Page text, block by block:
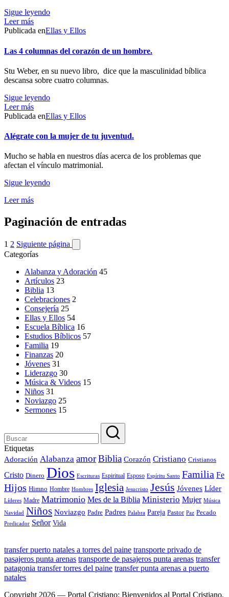
Sigue leyendo
Leer más
Publicada enEllas y Ellos
Las 4 columnas del corazón de un hombre.
Stu Weber, en su nuevo libro, dice que la masculinidad bíblica
descansa sobre cuatro columnas.
Sigue leyendo
Leer más
Publicada enEllas y Ellos
Alégrate con la mujer de tu juventud.
Mucho se habla en nuestros días acerca de los problemas que
afectan el vínculo matrimonial.
Sigue leyendo
Leer más
Paginación de entradas
1 2 Siguiente página
Categorías
Alabanza y Adoración 45
Artículos 23
Biblia 13
Celebraciones 2
Consejería 25
Ellas y Ellos 54
Escuela Bíblica 16
Estudios Bíblicos 57
Familia 19
Finanzas 20
Jóvenes 31
Liderazgo 30
Música & Videos 15
Niños 31
Noviazgo 25
Sermones 15
Etiquetas
Adoración Alabanza amorBiblia Corazón Cristiano Cristianos
Cristo Dinero Dios Escrituras Espiritual Esposo Espíritu Santo Familia Fe
Hijos Himno Hombre Hombres Iglesia Jesucristo Jesús Jóvenes Líder
Líderes Madre Matrimonio Mes de la Biblia Ministerio Mujer Música
Navidad Niños Noviazgo Padre Padres Palabra Pareja Pastor Paz Pecado
Predicador Señor Vida
transfer puerto natales a torres del paine transporte privado de
pasajeros punta arenas transporte de pasajeros punta arenas transfer
patagonia transfer torres del paine transfer punta arenas a puerto
natales
Copyright 2026 — Portal Cristiano: Bienvenidos al Portal Cristiano.